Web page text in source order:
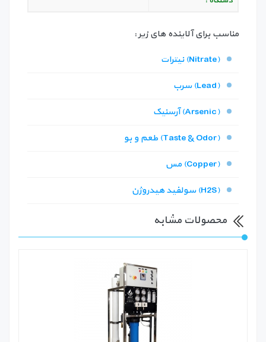
مناسب برای آلاینده های زیر :
نیترات (Nitrate)
سرب (Lead)
آرسنیک (Arsenic)
طعم و بو (Taste & Odor)
مس (Copper)
سولفید هیدروژن (H2S)
محصولات مشابه